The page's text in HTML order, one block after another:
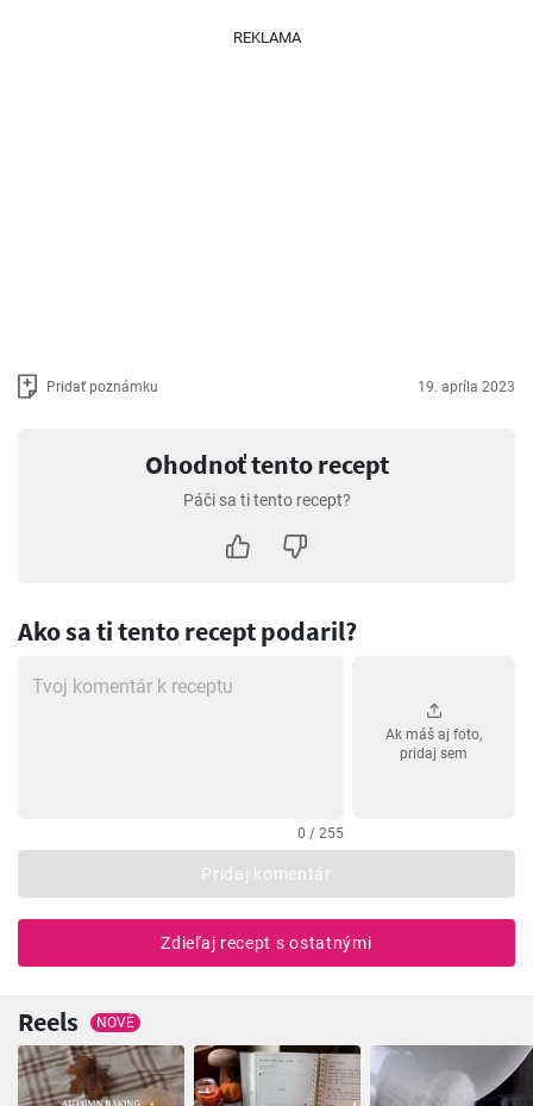
REKLAMA
Pridať poznámku 19. apríla 2023
Ohodnoť tento recept
Páči sa ti tento recept?
Ako sa ti tento recept podaril?
0 / 255
Ak máš aj foto,
pridaj sem
Pridaj komentár
Zdieľaj recept s ostatnými
Reels NOVÉ